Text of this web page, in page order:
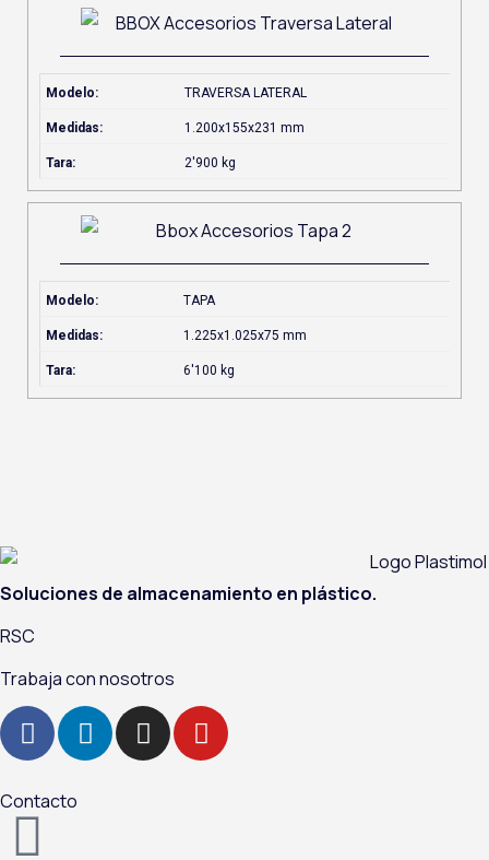
Modelo: TRAVERSA LATERAL
Medidas: 1.200x155x231 mm
Tara: 2'900 kg
Modelo: TAPA
Medidas: 1.225x1.025x75 mm
Tara: 6'100 kg
Soluciones de almacenamiento en plástico.
RSC
Trabaja con nosotros
F
a
c
e
b
L
i
n
I
n
s
Y
o
u
Contacto